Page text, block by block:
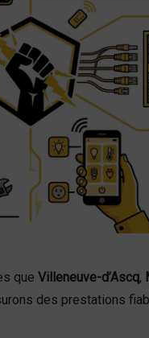
que Villeneuve-d’Ascq,
des prestations